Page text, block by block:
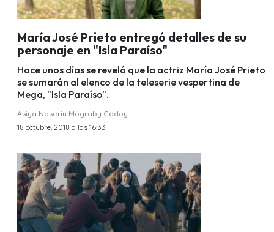
María José Prieto entregó detalles de su
personaje en "Isla Paraíso"
Hace unos días se reveló que la actriz María José Prieto
se sumarán al elenco de la teleserie vespertina de
Mega, "Isla Paraíso".
Asiya Naserin Mograby Godoy
18 octubre, 2018 a las 16:33